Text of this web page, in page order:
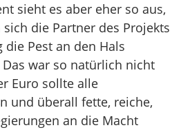
sieht es aber eher so aus,
die Partner des Projekts
die Pest an den Hals
war so natürlich nicht
Euro sollte alle
und überall fette, reiche,
an die Macht